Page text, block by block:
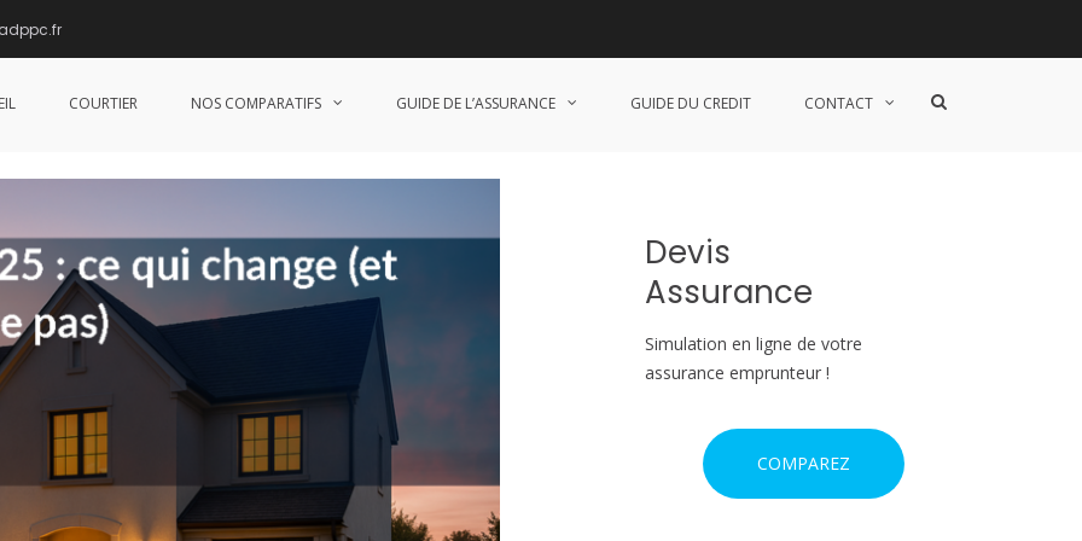
COURTIER NOS COMPARATIFS GUIDE DE L’ASSURANCE GUIDE DU CREDIT CONTACT
S
(et ce qui ne change pas)
Devis
Assurance
Simulation en ligne de votre
assurance emprunteur !
COMPAREZ